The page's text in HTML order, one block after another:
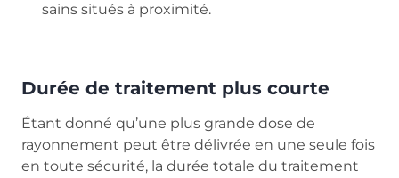
sains situés à proximité.
Durée de traitement plus courte
Étant donné qu’une plus grande dose de
rayonnement peut être délivrée en une seule fois
en toute sécurité, la durée totale du traitement